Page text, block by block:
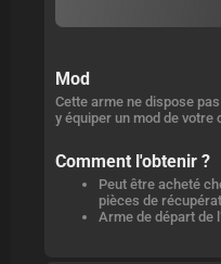
Mod
Cette arme ne dispose
y équiper un mod de votre
Comment l'obtenir ?
Peut être acheté
pièces de
Arme de départ de